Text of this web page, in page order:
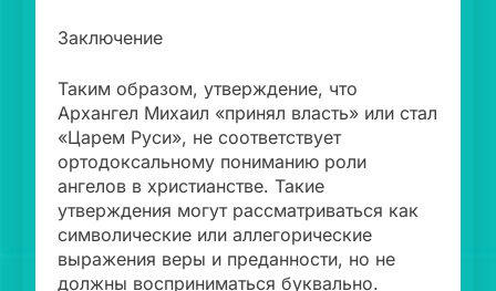
Заключение
Таким образом, утверждение, что
Архангел Михаил «принял власть» или стал
«Царем Руси», не соответствует
ортодоксальному пониманию роли
ангелов в христианстве. Такие
утверждения могут рассматриваться как
символические или аллегорические
выражения веры и преданности, но не
должны восприниматься буквально.